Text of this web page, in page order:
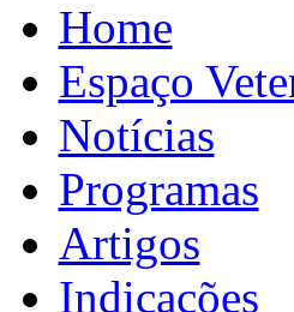
Home
Espaço
Notícias
Programas
Artigos
Indicações